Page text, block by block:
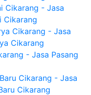
Cikarang - Jasa
Cikarang
Cikarang - Jasa
Cikarang
- Jasa Pasang
Cikarang - Jasa
Cikarang